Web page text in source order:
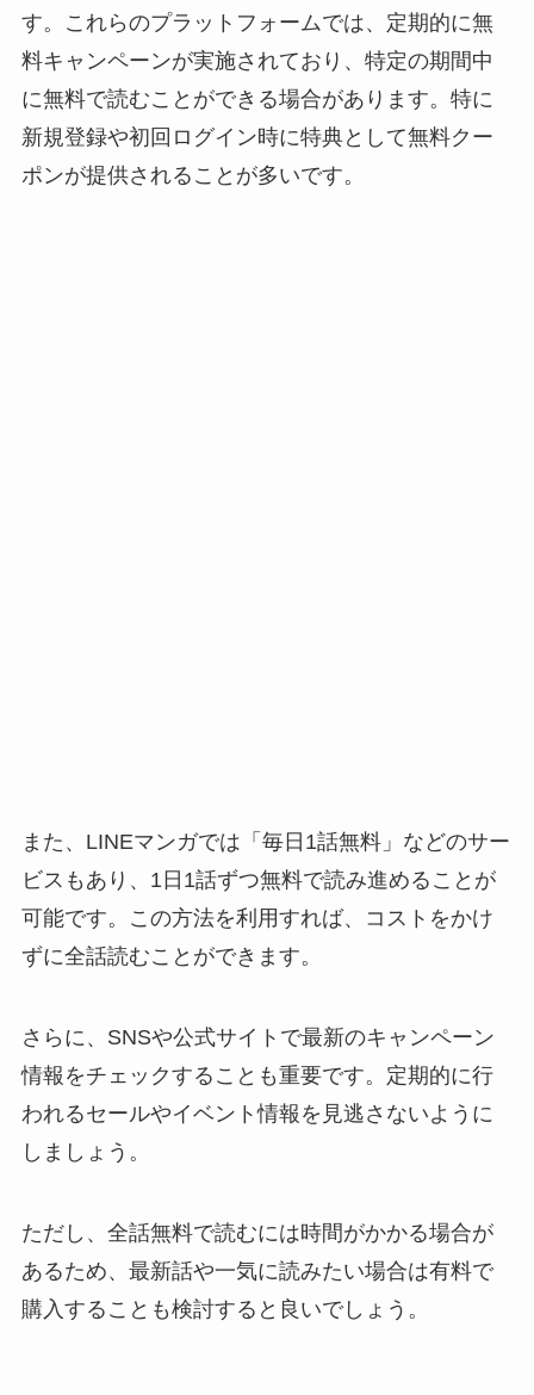
す。これらのプラットフォームでは、定期的に無
料キャンペーンが実施されており、特定の期間中
に無料で読むことができる場合があります。特に
新規登録や初回ログイン時に特典として無料クー
ポンが提供されることが多いです。
また、LINEマンガでは「毎日1話無料」などのサー
ビスもあり、1日1話ずつ無料で読み進めることが
可能です。この方法を利用すれば、コストをかけ
ずに全話読むことができます。
さらに、SNSや公式サイトで最新のキャンペーン
情報をチェックすることも重要です。定期的に行
われるセールやイベント情報を見逃さないように
しましょう。
ただし、全話無料で読むには時間がかかる場合が
あるため、最新話や一気に読みたい場合は有料で
購入することも検討すると良いでしょう。